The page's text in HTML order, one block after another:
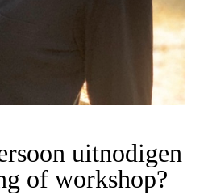
uitnodigen
of workshop?